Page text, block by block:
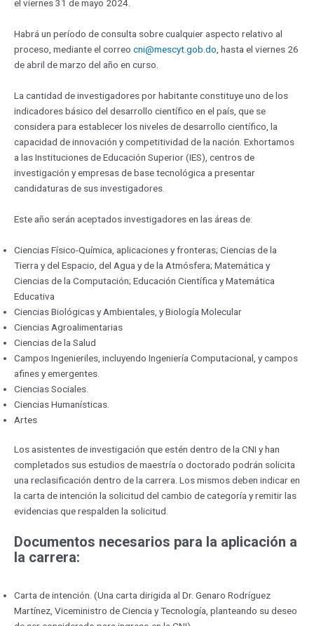
el viernes 31 de mayo 2024.
Habrá un período de consulta sobre cualquier aspecto relativo al
proceso, mediante el correo cni@mescyt.gob.do, hasta el viernes 26
de abril de marzo del año en curso.
La cantidad de investigadores por habitante constituye uno de los
indicadores básico del desarrollo científico en el país, que se
considera para establecer los niveles de desarrollo científico, la
capacidad de innovación y competitividad de la nación. Exhortamos
a las Instituciones de Educación Superior (IES), centros de
investigación y empresas de base tecnológica a presentar
candidaturas de sus investigadores.
Este año serán aceptados investigadores en las áreas de:
Ciencias Físico-Química, aplicaciones y fronteras; Ciencias de la
Tierra y del Espacio, del Agua y de la Atmósfera; Matemática y
Ciencias de la Computación; Educación Científica y Matemática
Educativa
Ciencias Biológicas y Ambientales, y Biología Molecular
Ciencias Agroalimentarias
Ciencias de la Salud
Campos Ingenieriles, incluyendo Ingeniería Computacional, y campos
afines y emergentes.
Ciencias Sociales.
Ciencias Humanísticas.
Artes
Los asistentes de investigación que estén dentro de la CNI y han
completados sus estudios de maestría o doctorado podrán solicita
una reclasificación dentro de la carrera. Los mismos deben indicar en
la carta de intención la solicitud del cambio de categoría y remitir las
evidencias que respalden la solicitud.
Documentos necesarios para la aplicación a
la carrera:
Carta de intención. (Una carta dirigida al Dr. Genaro Rodríguez
Martínez, Viceministro de Ciencia y Tecnología, planteando su deseo